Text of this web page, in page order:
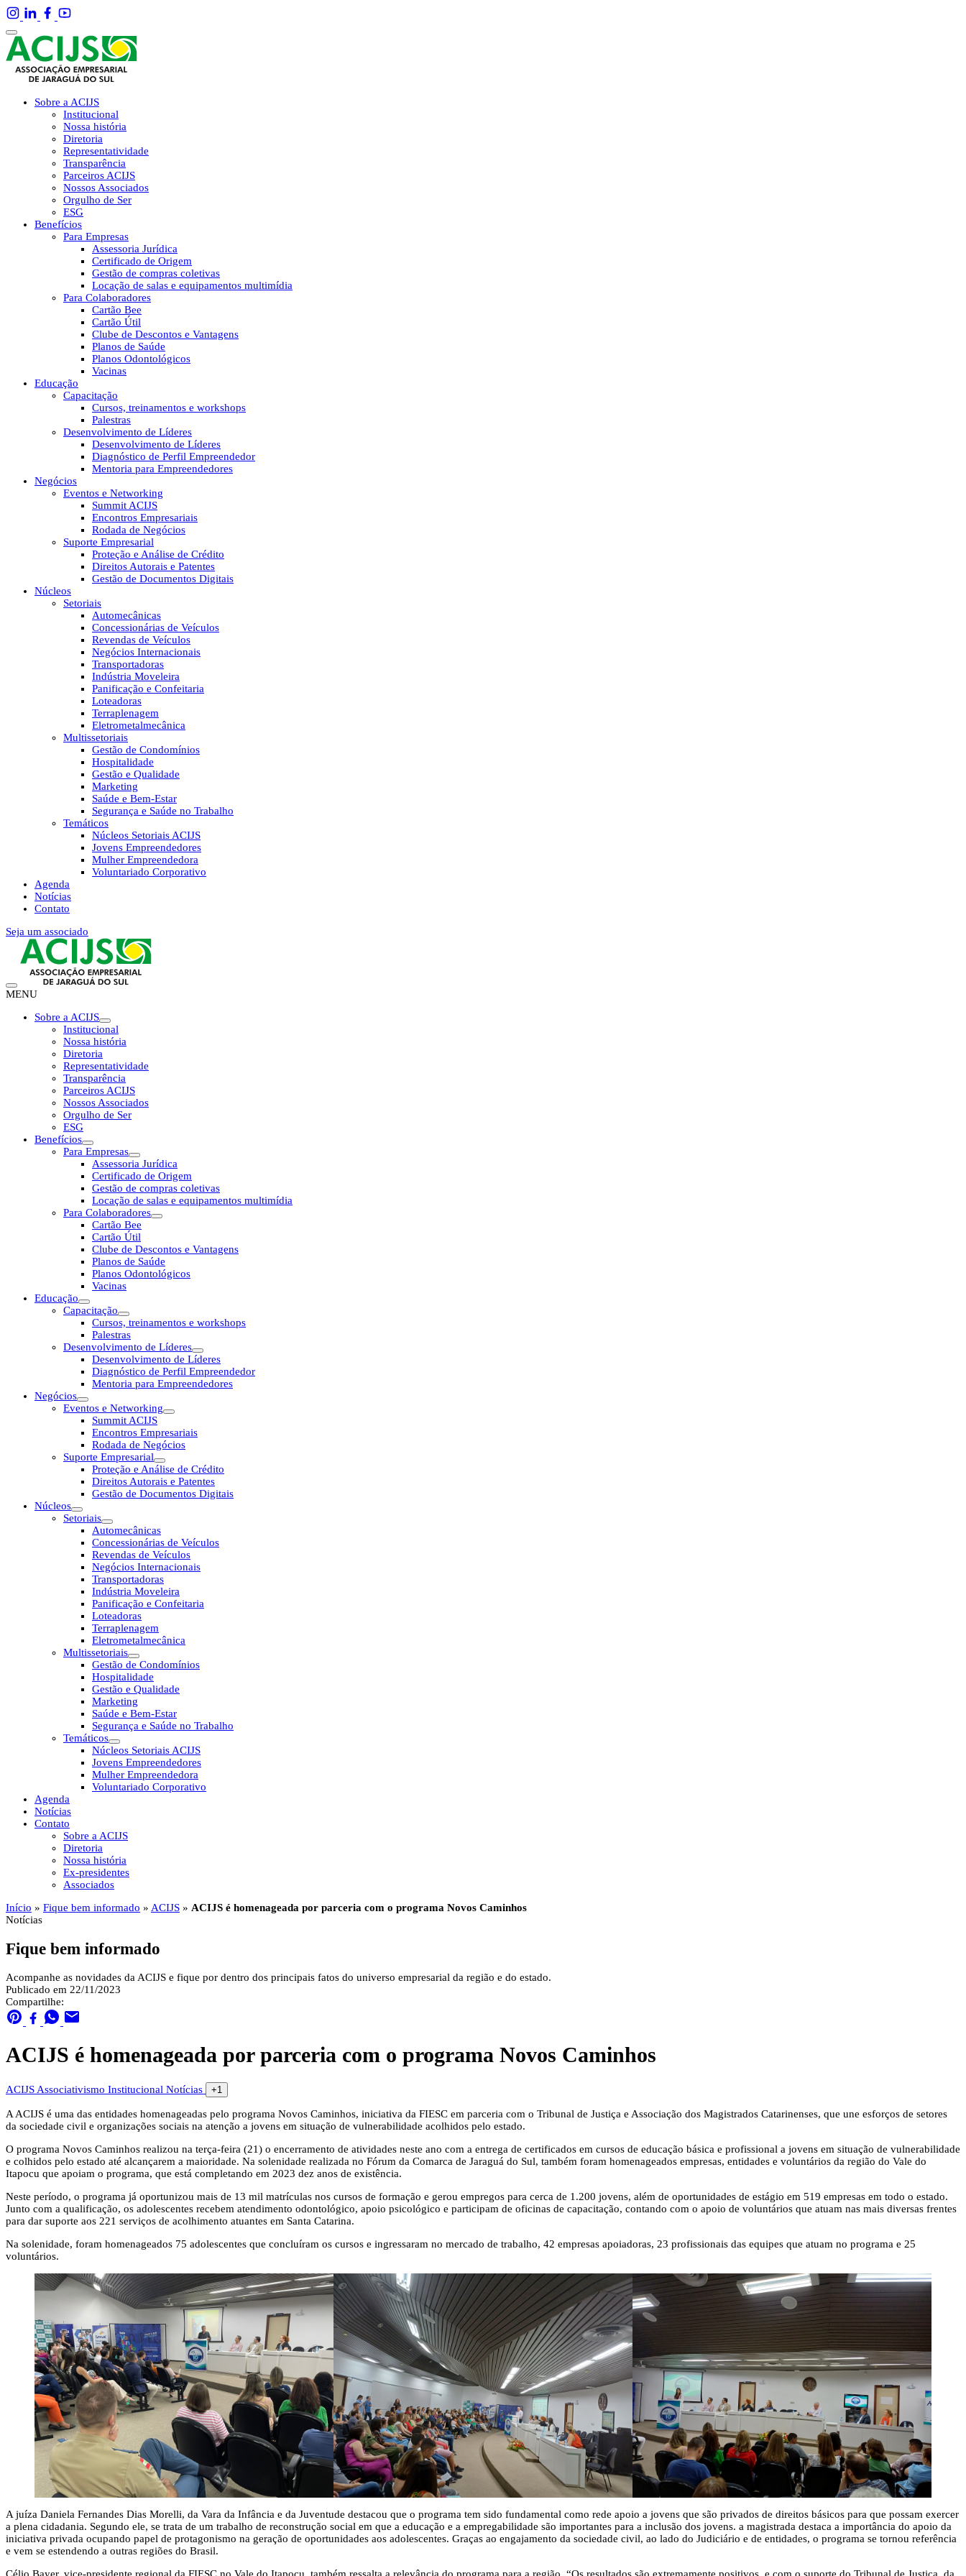
Sobre a ACIJS
Institucional
Nossa história
Diretoria
Representatividade
Transparência
Parceiros ACIJS
Nossos Associados
Orgulho de Ser
ESG
Benefícios
Para Empresas
Assessoria Jurídica
Certificado de Origem
Gestão de compras coletivas
Locação de salas e equipamentos multimídia
Para Colaboradores
Cartão Bee
Cartão Útil
Clube de Descontos e Vantagens
Planos de Saúde
Planos Odontológicos
Vacinas
Educação
Capacitação
Cursos, treinamentos e workshops
Palestras
Desenvolvimento de Líderes
Desenvolvimento de Líderes
Diagnóstico de Perfil Empreendedor
Mentoria para Empreendedores
Negócios
Eventos e Networking
Summit ACIJS
Encontros Empresariais
Rodada de Negócios
Suporte Empresarial
Proteção e Análise de Crédito
Direitos Autorais e Patentes
Gestão de Documentos Digitais
Núcleos
Setoriais
Automecânicas
Concessionárias de Veículos
Revendas de Veículos
Negócios Internacionais
Transportadoras
Indústria Moveleira
Panificação e Confeitaria
Loteadoras
Terraplenagem
Eletrometalmecânica
Multissetoriais
Gestão de Condomínios
Hospitalidade
Gestão e Qualidade
Marketing
Saúde e Bem-Estar
Segurança e Saúde no Trabalho
Temáticos
Núcleos Setoriais ACIJS
Jovens Empreendedores
Mulher Empreendedora
Voluntariado Corporativo
Agenda
Notícias
Contato
Seja um associado
MENU
Sobre a ACIJS
Institucional
Nossa história
Diretoria
Representatividade
Transparência
Parceiros ACIJS
Nossos Associados
Orgulho de Ser
ESG
Benefícios
Para Empresas
Assessoria Jurídica
Certificado de Origem
Gestão de compras coletivas
Locação de salas e equipamentos multimídia
Para Colaboradores
Cartão Bee
Cartão Útil
Clube de Descontos e Vantagens
Planos de Saúde
Planos Odontológicos
Vacinas
Educação
Capacitação
Cursos, treinamentos e workshops
Palestras
Desenvolvimento de Líderes
Desenvolvimento de Líderes
Diagnóstico de Perfil Empreendedor
Mentoria para Empreendedores
Negócios
Eventos e Networking
Summit ACIJS
Encontros Empresariais
Rodada de Negócios
Suporte Empresarial
Proteção e Análise de Crédito
Direitos Autorais e Patentes
Gestão de Documentos Digitais
Núcleos
Setoriais
Automecânicas
Concessionárias de Veículos
Revendas de Veículos
Negócios Internacionais
Transportadoras
Indústria Moveleira
Panificação e Confeitaria
Loteadoras
Terraplenagem
Eletrometalmecânica
Multissetoriais
Gestão de Condomínios
Hospitalidade
Gestão e Qualidade
Marketing
Saúde e Bem-Estar
Segurança e Saúde no Trabalho
Temáticos
Núcleos Setoriais ACIJS
Jovens Empreendedores
Mulher Empreendedora
Voluntariado Corporativo
Agenda
Notícias
Contato
Sobre a ACIJS
Diretoria
Nossa história
Ex-presidentes
Associados
Início » Fique bem informado » ACIJS » ACIJS é homenageada por parceria com o programa Novos Caminhos
Notícias
Fique bem informado
Acompanhe as novidades da ACIJS e fique por dentro dos principais fatos do universo empresarial da região e do estado.
Publicado em 22/11/2023
Compartilhe:
ACIJS é homenageada por parceria com o programa Novos Caminhos
ACIJS Associativismo Institucional Notícias +1
A ACIJS é uma das entidades homenageadas pelo programa Novos Caminhos, iniciativa da FIESC em parceria com o Tribunal de Justiça e Associação dos Magistrados Catarinenses, que une esforços de setores
da sociedade civil e organizações sociais na atenção a jovens em situação de vulnerabilidade acolhidos pelo estado.
O programa Novos Caminhos realizou na terça-feira (21) o encerramento de atividades neste ano com a entrega de certificados em cursos de educação básica e profissional a jovens em situação de vulnerabilidade
e colhidos pelo estado até alcançarem a maioridade. Na solenidade realizada no Fórum da Comarca de Jaraguá do Sul, também foram homenageados empresas, entidades e voluntários da região do Vale do
Itapocu que apoiam o programa, que está completando em 2023 dez anos de existência.
Neste período, o programa já oportunizou mais de 13 mil matrículas nos cursos de formação e gerou empregos para cerca de 1.200 jovens, além de oportunidades de estágio em 519 empresas em todo o estado.
Junto com a qualificação, os adolescentes recebem atendimento odontológico, apoio psicológico e participam de oficinas de capacitação, contando com o apoio de voluntários que atuam nas mais diversas frentes
para dar suporte aos 221 serviços de acolhimento atuantes em Santa Catarina.
Na solenidade, foram homenageados 75 adolescentes que concluíram os cursos e ingressaram no mercado de trabalho, 42 empresas apoiadoras, 23 profissionais das equipes que atuam no programa e 25
voluntários.
A juíza Daniela Fernandes Dias Morelli, da Vara da Infância e da Juventude destacou que o programa tem sido fundamental como rede apoio a jovens que são privados de direitos básicos para que possam exercer
a plena cidadania. Segundo ele, se trata de um trabalho de reconstrução social em que a educação e a empregabilidade são importantes para a inclusão dos jovens. a magistrada destaca a importância do apoio da
iniciativa privada ocupando papel de protagonismo na geração de oportunidades aos adolescentes. Graças ao engajamento da sociedade civil, ao lado do Judiciário e de entidades, o programa se tornou referência
e vem se estendendo a outras regiões do Brasil.
Célio Bayer, vice-presidente regional da FIESC no Vale do Itapocu, também ressalta a relevância do programa para a região. “Os resultados são extremamente positivos, e com o suporte do Tribunal de Justiça, da